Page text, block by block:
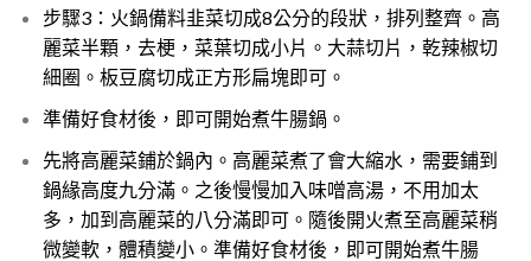
步驟3：火鍋備料韭菜切成8公分的段狀，排列整齊。高
麗菜半顆，去梗，菜葉切成小片。大蒜切片，乾辣椒切
細圈。板豆腐切成正方形扁塊即可。
準備好食材後，即可開始煮牛腸鍋。
先將高麗菜鋪於鍋內。高麗菜煮了會大縮水，需要鋪到
鍋緣高度九分滿。之後慢慢加入味噌高湯，不用加太
多，加到高麗菜的八分滿即可。隨後開火煮至高麗菜稍
微變軟，體積變小。準備好食材後，即可開始煮牛腸